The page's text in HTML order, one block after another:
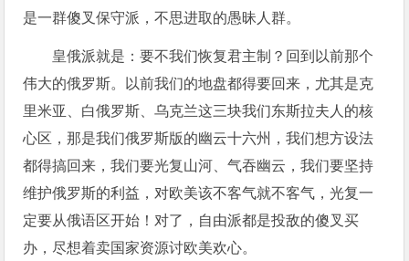
是一群傻叉保守派，不思进取的愚昧人群。
皇俄派就是：要不我们恢复君主制？回到以前那个
伟大的俄罗斯。以前我们的地盘都得要回来，尤其是克
里米亚、白俄罗斯、乌克兰这三块我们东斯拉夫人的核
心区，那是我们俄罗斯版的幽云十六州，我们想方设法
都得搞回来，我们要光复山河、气吞幽云，我们要坚持
维护俄罗斯的利益，对欧美该不客气就不客气，光复一
定要从俄语区开始！对了，自由派都是投敌的傻叉买
办，尽想着卖国家资源讨欧美欢心。